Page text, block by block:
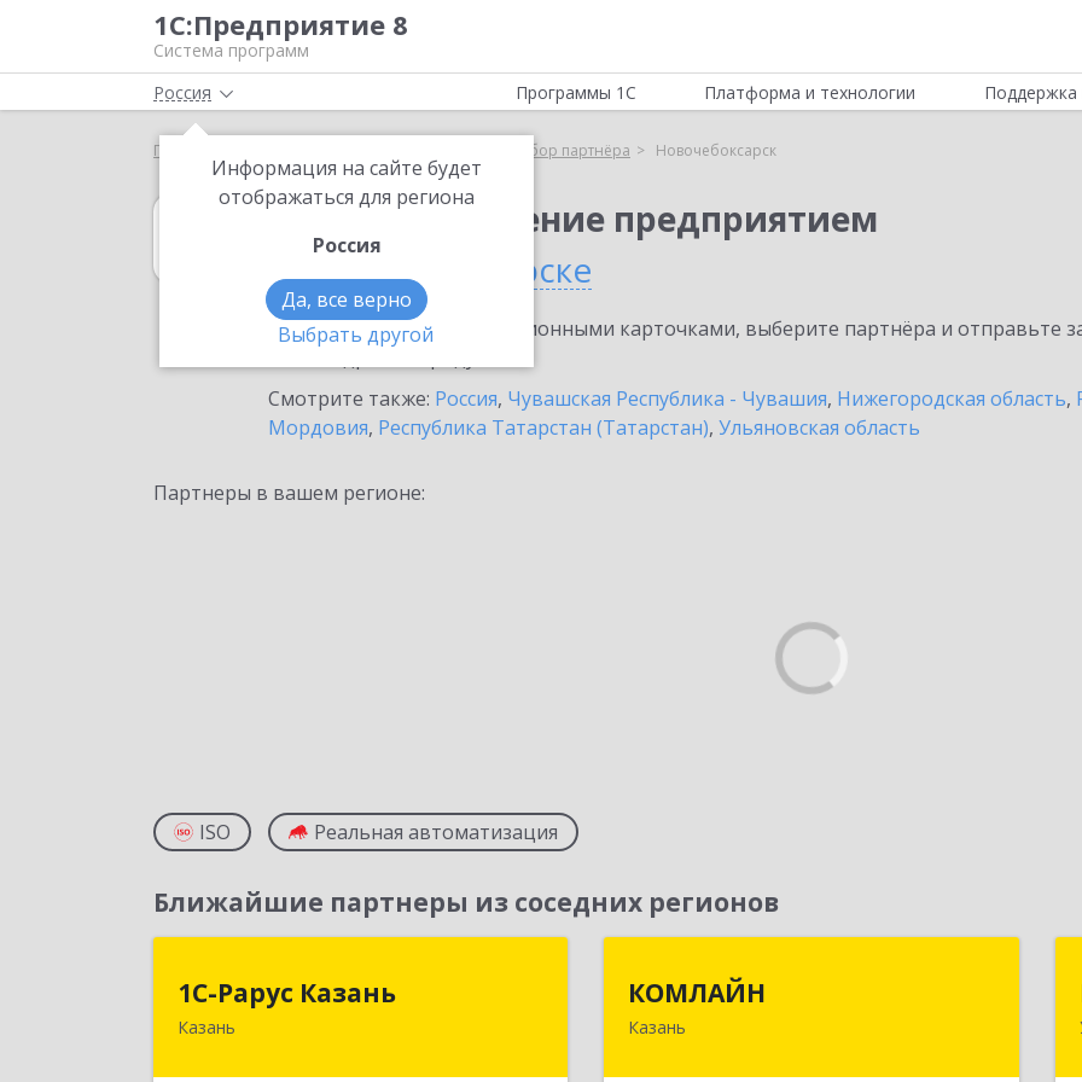
1С:Предприятие 8
Система программ
Россия
Информация на сайте будет
отображаться для региона
Россия
Да, все верно
Выбрать другой
Программы 1С Платформа и технологии Поддержка
Главная Выбор партнёра Новочебоксарск
1С:ERP Управление предприятием
в Новочебоксарске
Ознакомьтесь с информационными карточками, выберите партнёра и отправьте
Смотрите также: Россия, Чувашская Республика - Чувашия, Нижегородская область,
Мордовия, Республика Татарстан (Татарстан), Ульяновская область
Партнеры в вашем регионе:
ISO Реальная автоматизация
Ближайшие партнеры из соседних регионов
1С-Рарус Казань
Казань420088, Татарстан Респ, Казань г,
КОМЛАЙН
Казань420138, Татарстан Респ, Казань г,